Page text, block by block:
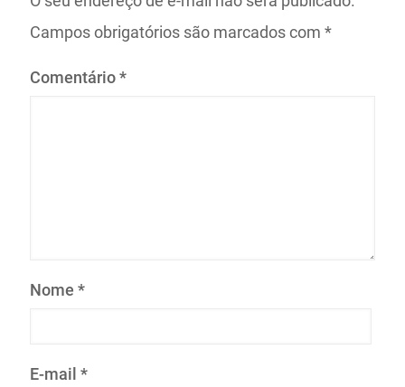
Campos obrigatórios são marcados com *
Comentário*
Nome *
E-mail *